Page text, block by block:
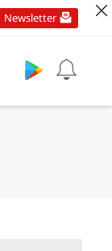
Newsletter